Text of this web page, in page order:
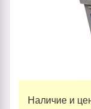
Наличие и